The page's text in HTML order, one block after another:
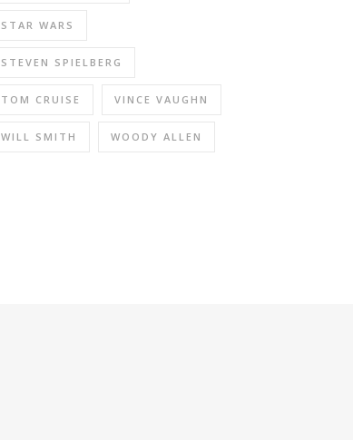
STAR WARS
STEVEN SPIELBERG
TOM CRUISE VINCE VAUGHN
WILL SMITH WOODY ALLEN